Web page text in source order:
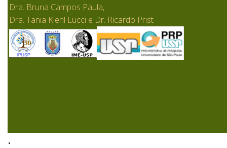
Dra. Bruna Campos Paula,
Dra. Tania Kiehl Lucci e Dr. Ricardo Prist
.